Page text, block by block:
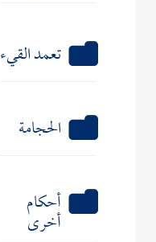
تعمد القيء
الحجامة
أحكام
أخرى